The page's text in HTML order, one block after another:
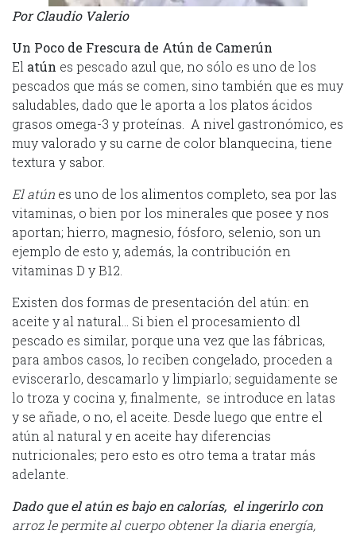
Por Claudio Valerio
Un Poco de Frescura de Atún de Camerún
El atún es pescado azul que, no sólo es uno de los
pescados que más se comen, sino también que es muy
saludables, dado que le aporta a los platos ácidos
grasos omega-3 y proteínas. A nivel gastronómico, es
muy valorado y su carne de color blanquecina, tiene
textura y sabor.
El atún es uno de los alimentos completo, sea por las
vitaminas, o bien por los minerales que posee y nos
aportan; hierro, magnesio, fósforo, selenio, son un
ejemplo de esto y, además, la contribución en
vitaminas D y B12.
Existen dos formas de presentación del atún: en
aceite y al natural… Si bien el procesamiento dl
pescado es similar, porque una vez que las fábricas,
para ambos casos, lo reciben congelado, proceden a
eviscerarlo, descamarlo y limpiarlo; seguidamente se
lo troza y cocina y, finalmente, se introduce en latas
y se añade, o no, el aceite. Desde luego que entre el
atún al natural y en aceite hay diferencias
nutricionales; pero esto es otro tema a tratar más
adelante.
Dado que el atún es bajo en calorías, el ingerirlo con
arroz le permite al cuerpo obtener la diaria energía,